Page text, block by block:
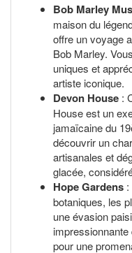
Bob Marley
maison du
offre un voyage
Bob Marley.
uniques et
artiste iconique.
Devon House :
House est un
jamaïcaine du
découvrir un
artisanales et
glacée,
Hope Gardens
botaniques, les
une évasion
pour une